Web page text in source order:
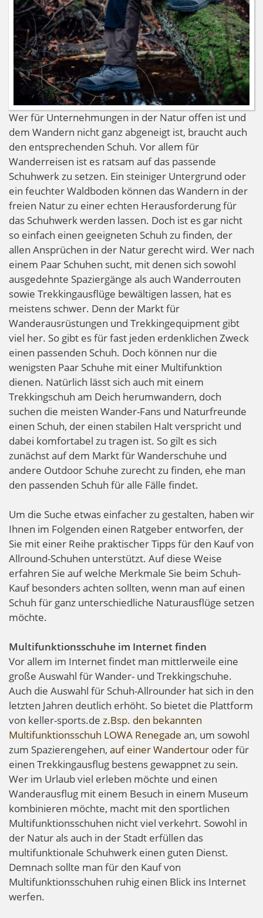
Wer für Unternehmungen in der Natur offen ist und
dem Wandern nicht ganz abgeneigt ist, braucht auch
den entsprechenden Schuh. Vor allem für
Wanderreisen ist es ratsam auf das passende
Schuhwerk zu setzen. Ein steiniger Untergrund oder
ein feuchter Waldboden können das Wandern in der
freien Natur zu einer echten Herausforderung für
das Schuhwerk werden lassen. Doch ist es gar nicht
so einfach einen geeigneten Schuh zu finden, der
allen Ansprüchen in der Natur gerecht wird. Wer nach
einem Paar Schuhen sucht, mit denen sich sowohl
ausgedehnte Spaziergänge als auch Wanderrouten
sowie Trekkingausflüge bewältigen lassen, hat es
meistens schwer. Denn der Markt für
Wanderausrüstungen und Trekkingequipment gibt
viel her. So gibt es für fast jeden erdenklichen Zweck
einen passenden Schuh. Doch können nur die
wenigsten Paar Schuhe mit einer Multifunktion
dienen. Natürlich lässt sich auch mit einem
Trekkingschuh am Deich herumwandern, doch
suchen die meisten Wander-Fans und Naturfreunde
einen Schuh, der einen stabilen Halt verspricht und
dabei komfortabel zu tragen ist. So gilt es sich
zunächst auf dem Markt für Wanderschuhe und
andere Outdoor Schuhe zurecht zu finden, ehe man
den passenden Schuh für alle Fälle findet.
Um die Suche etwas einfacher zu gestalten, haben wir
Ihnen im Folgenden einen Ratgeber entworfen, der
Sie mit einer Reihe praktischer Tipps für den Kauf von
Allround-Schuhen unterstützt. Auf diese Weise
erfahren Sie auf welche Merkmale Sie beim Schuh-
Kauf besonders achten sollten, wenn man auf einen
Schuh für ganz unterschiedliche Naturausflüge setzen
möchte.
Multifunktionsschuhe im Internet finden
Vor allem im Internet findet man mittlerweile eine
große Auswahl für Wander- und Trekkingschuhe.
Auch die Auswahl für Schuh-Allrounder hat sich in den
letzten Jahren deutlich erhöht. So bietet die Plattform
von keller-sports.de z.Bsp. den bekannten
Multifunktionsschuh LOWA Renegade an, um sowohl
zum Spazierengehen, auf einer Wandertour oder für
einen Trekkingausflug bestens gewappnet zu sein.
Wer im Urlaub viel erleben möchte und einen
Wanderausflug mit einem Besuch in einem Museum
kombinieren möchte, macht mit den sportlichen
Multifunktionsschuhen nicht viel verkehrt. Sowohl in
der Natur als auch in der Stadt erfüllen das
multifunktionale Schuhwerk einen guten Dienst.
Demnach sollte man für den Kauf von
Multifunktionsschuhen ruhig einen Blick ins Internet
werfen.